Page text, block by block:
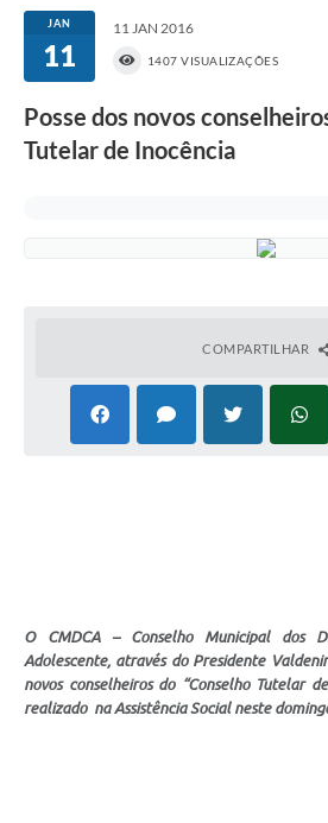
Notícias
Legislação
Renuncia de Receita
Plano de Capacitação
Dados gerais e Obras
Empresa Inidônea
JAN
11
11 JAN 2016
1407 VISUALIZAÇÕES
Posse dos novos
Tutelar de Inocência
COMPARTILHAR
O CMDCA – Conselho Municipal dos
Adolescente, através do Presidente
novos conselheiros do “Conselho Tutelar
realizado na Assistência Social neste